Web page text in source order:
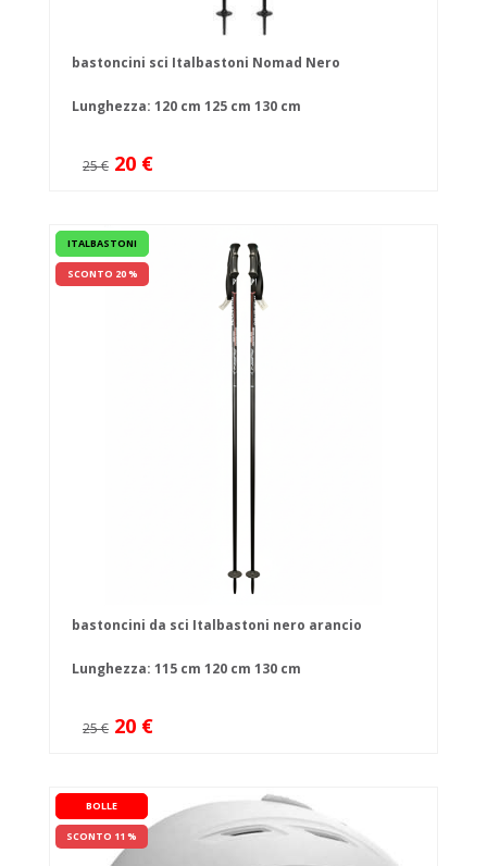
bastoncini sci Italbastoni Nomad Nero
Lunghezza: 120 cm 125 cm 130 cm
25 € 20 €
ITALBASTONI
SCONTO 20 %
bastoncini da sci Italbastoni nero arancio
Lunghezza: 115 cm 120 cm 130 cm
25 € 20 €
BOLLE
SCONTO 11 %